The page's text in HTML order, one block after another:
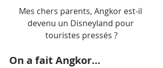
Mes chers parents, Angkor est-il
devenu un Disneyland pour
touristes pressés ?
On a fait Angkor…